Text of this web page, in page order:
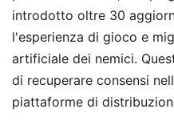
introdotto oltre 30
l'esperienza di gioco e
artificiale dei nemici.
di recuperare consensi
piattaforme di